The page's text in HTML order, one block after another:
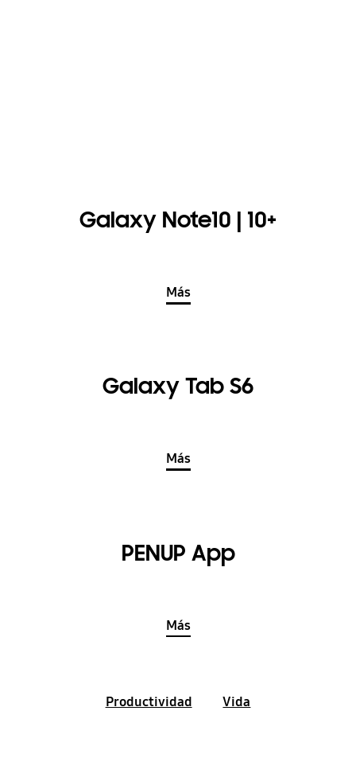
Galaxy Note10 | 10+
Más
Galaxy Tab S6
Más
PENUP App
Más
Productividad Vida